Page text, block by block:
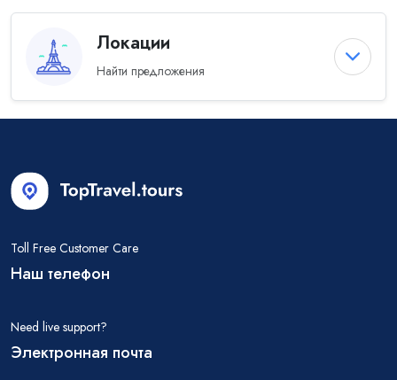
Локации
Найти предложения
Toll Free Customer Care
Наш телефон
Need live support?
Электронная почта